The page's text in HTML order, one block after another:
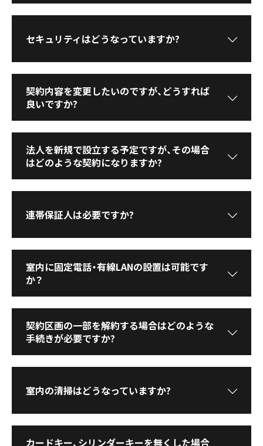
セキュリティはどうなっていますか?
契約内容を変更したいのですが、どうすれば
良いですか?
法人を新規で設立する予定ですが、その場合
はどのような契約になりますか?
連帯保証人は必要ですか?
室内に固定電話・有線LANの設置は可能です
か？
契約区画の一部を解約する場合はどのような
手続きが必要ですか?
室内の清掃はどうなっていますか?
カードキー、シリンダーキーを無くした場合